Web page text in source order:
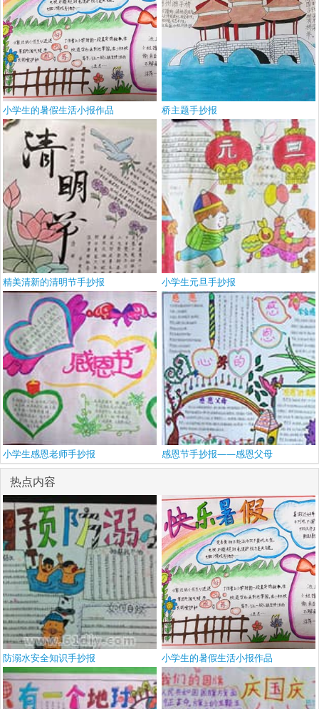
小学生的暑假生活小报作品 桥主题手抄报
精美清新的清明节手抄报 小学生元旦手抄报
小学生感恩老师手抄报 感恩节手抄报——感恩父母
热点内容
防溺水安全知识手抄报 小学生的暑假生活小报作品